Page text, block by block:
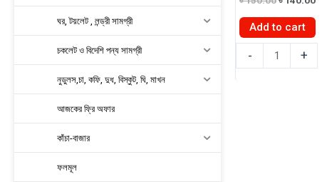
ঘর, টয়লেট , লন্ড্রী সামগ্রী
চকলেট ও বিদেশি পন্য সামগ্রী
নুডুলস,চা, কফি, দুধ, বিস্কুট, ঘি, মাখন
আজকের ফ্রি অফার
কাঁচা-বাজার
ফলমূল
was:
৳ 150.00.
is:
৳
Add to cart
-
লিকুইড
+